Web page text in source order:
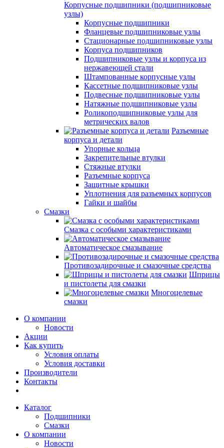
Корпусные подшипники (подшипниковые
узлы)
Корпусные подшипники
Фланцевые подшипниковые узлы
Стационарные подшипниковые узлы
Корпуса подшипников
Подшипниковые узлы и корпуса из
нержавеющей стали
Штампованные корпусные узлы
Кассетные подшипниковые узлы
Подвесные подшипниковые узлы
Натяжные подшипниковые узлы
Роликоподшипниковые узлы для
метрических валов
Разъемные
корпуса и детали
Упорные кольца
Закрепительные втулки
Стяжные втулки
Разъемные корпуса
Защитные крышки
Уплотнения для разъемных корпусов
Гайки и шайбы
Смазки
Смазка с особыми характеристиками
Автоматическое смазывание
Противозадирочные и смазочные средства
Шприцы
и пистолеты для смазки
Многоцелевые
смазки
О компании
Новости
Акции
Как купить
Условия оплаты
Условия доставки
Производители
Контакты
Каталог
Подшипники
Смазки
О компании
Новости